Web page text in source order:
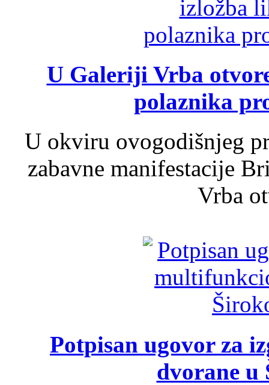
U Galeriji Vrba
polaznika
U okviru ovogodišnjeg
zabavne manifestacije
Vrba
Potpisan ugovor za
dvorane u